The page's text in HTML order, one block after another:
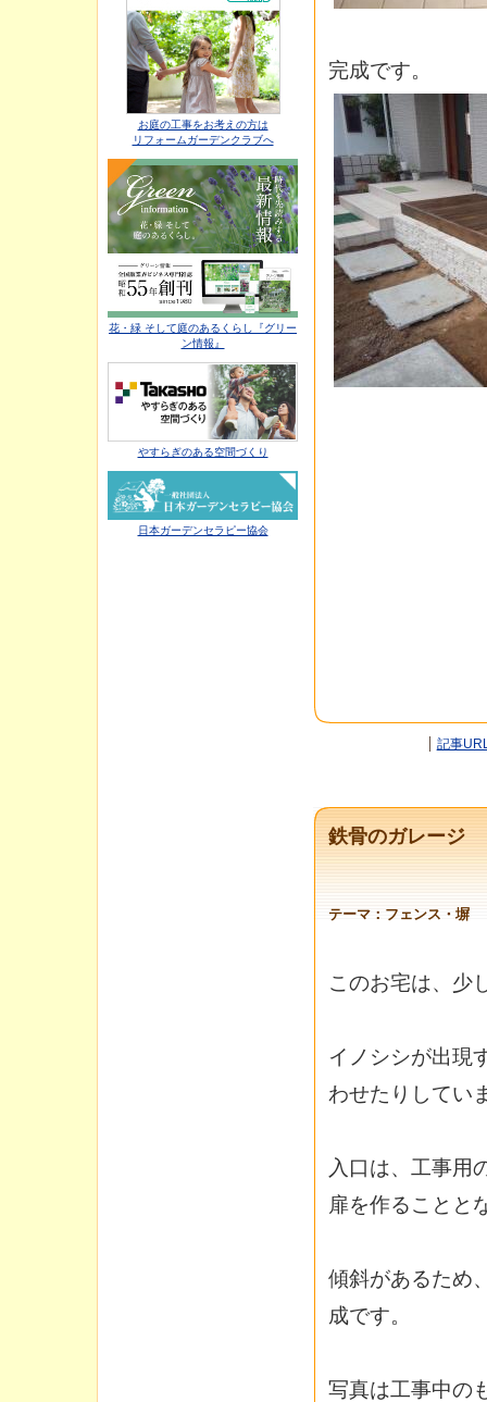
完成です。
記事
鉄骨のガレージ
テーマ： フェンス・塀
このお宅は、少
イノシシが出現
わせたりしてい
入口は、工事用
扉を作ることと
傾斜があるため
成です。
写真は工事中の
お庭の工事をお考えの方は
リフォームガーデンクラブへ
花・緑 そして庭のあるくらし『グリー
ン情報』
やすらぎのある空間づくり
日本ガーデンセラピー協会